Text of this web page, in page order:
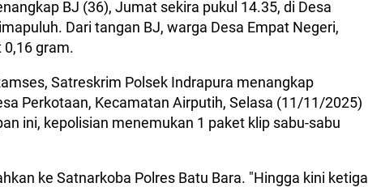
BJ (36), Jumat sekira pukul 14.35, di Desa
Dari tangan BJ, warga Desa Empat Negeri,
0,16 gram.
Satreskrim Polsek Indrapura menangkap
Perkotaan, Kecamatan Airputih, Selasa (11/11/2025)
ini, kepolisian menemukan 1 paket klip sabu-sabu
ke Satnarkoba Polres Batu Bara. "Hingga kini ketiga